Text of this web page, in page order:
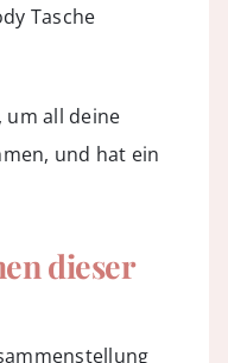
Tasche
um all deine
und hat ein
dieser